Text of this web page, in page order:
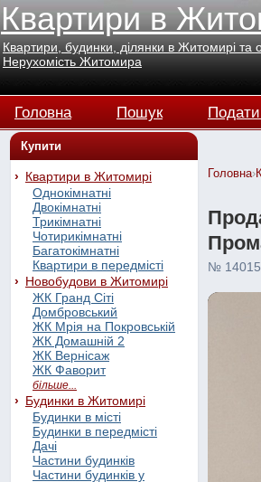
Квартири в
Квартири, будинки, ділянки в Житомирі та
Нерухомість Житомира
Головна Пошук
Купити
Квартири в Житомирі
Однокімнатні
Двокімнатні
Трикімнатні
Чотирикімнатні
Багатокімнатні
Квартири в передмісті
Новобудови в Житомирі
ЖК Гранд Сіті
Домбровський
ЖК Мрія на Покровській
ЖК Домашній 2
ЖК Вернісаж
ЖК Фаворит
більше...
Будинки в Житомирі
Будинки в місті
Будинки в передмісті
Дачі
Частини будинків
Частини будинків у
Головна›
№ 14015